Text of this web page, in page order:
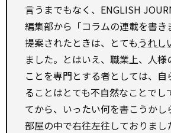
言うまでもなく、ENGLISH
編集部から「コラムの連載を書き
提案されたときは、とても うれし
ました。とはいえ、職業上、人様
ことを専門とする者としては、自
ることはとても不自然なことでし
てから、いったい何を書こうかし
部屋の中で右往左往しておりまし